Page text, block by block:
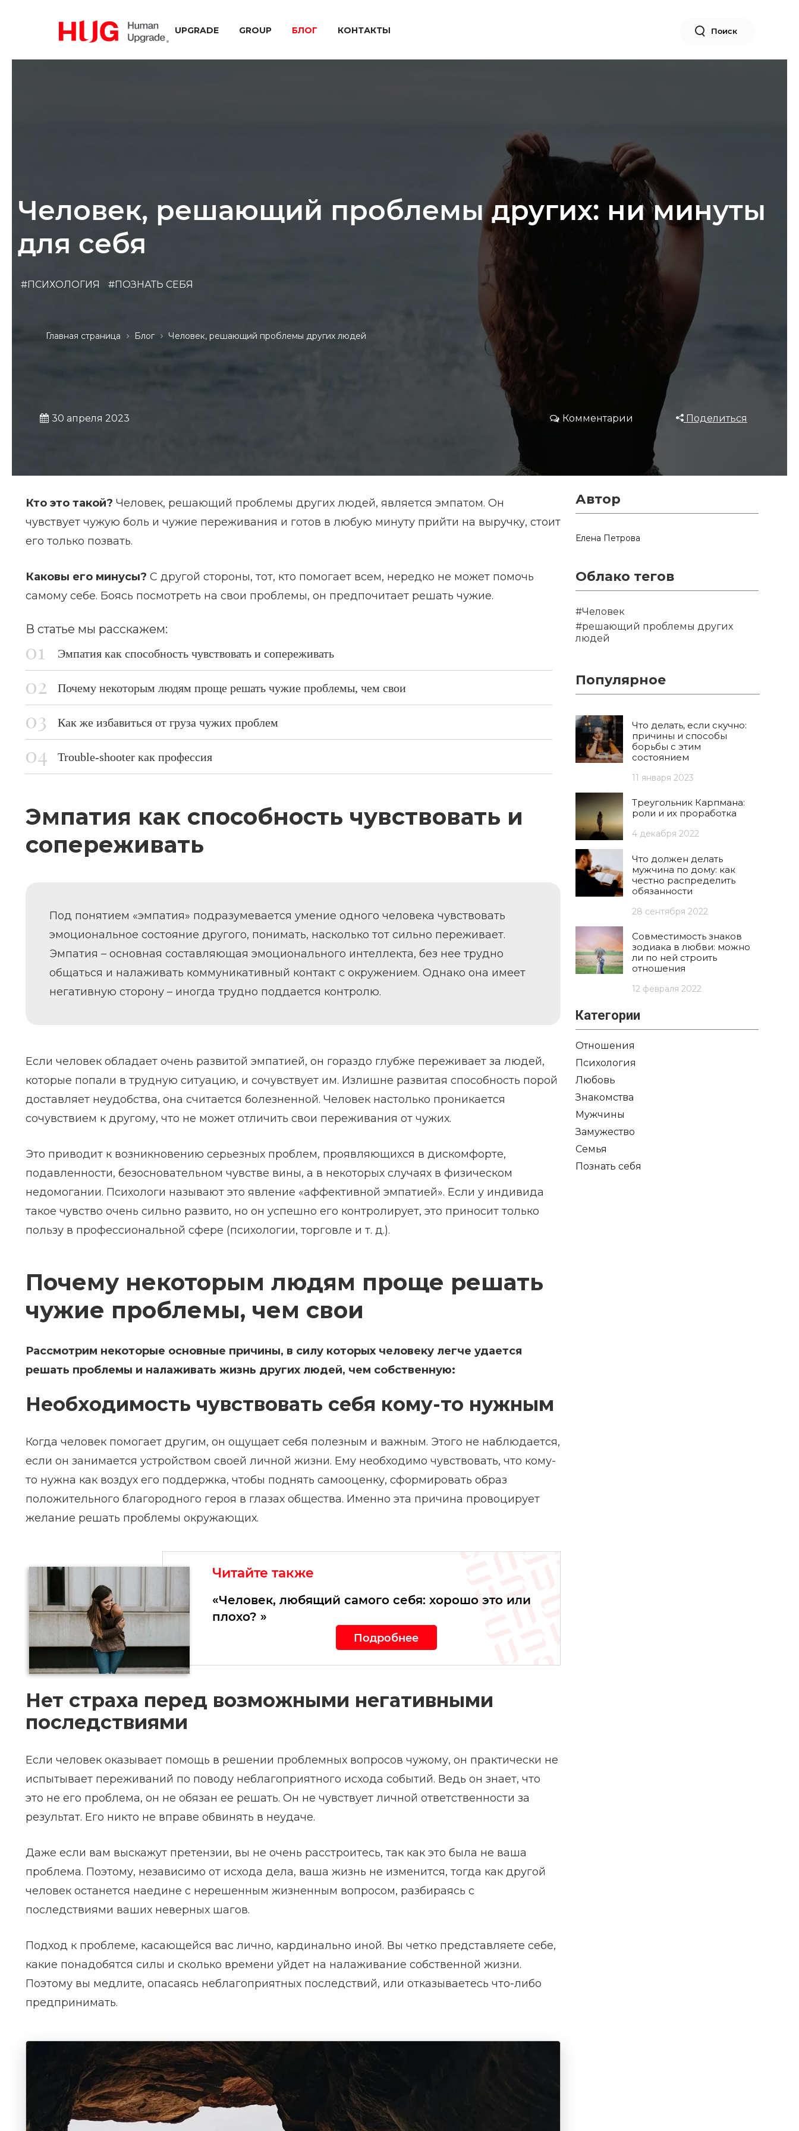
UPGRADE GROUP БЛОГ КОНТАКТЫ Поиск
Главная страница Блог Человек, решающий проблемы других людей
Человек, решающий проблемы других: ни минуты
для себя
#ПСИХОЛОГИЯ #ПОЗНАТЬ СЕБЯ
30 апреля 2023 Комментарии Поделиться
Кто это такой? Человек, решающий проблемы других людей, является эмпатом. Он
чувствует чужую боль и чужие переживания и готов в любую минуту прийти на выручку, стоит
его только позвать.
Каковы его минусы? С другой стороны, тот, кто помогает всем, нередко не может помочь
самому себе. Боясь посмотреть на свои проблемы, он предпочитает решать чужие.
В статье мы расскажем:
Эмпатия как способность чувствовать и сопереживать
Почему некоторым людям проще решать чужие проблемы, чем свои
Как же избавиться от груза чужих проблем
Trouble-shooter как профессия
Эмпатия как способность чувствовать и
сопереживать
Под понятием «эмпатия» подразумевается умение одного человека чувствовать
эмоциональное состояние другого, понимать, насколько тот сильно переживает.
Эмпатия – основная составляющая эмоционального интеллекта, без нее трудно
общаться и налаживать коммуникативный контакт с окружением. Однако она имеет
негативную сторону – иногда трудно поддается контролю.
Если человек обладает очень развитой эмпатией, он гораздо глубже переживает за людей,
которые попали в трудную ситуацию, и сочувствует им. Излишне развитая способность порой
доставляет неудобства, она считается болезненной. Человек настолько проникается
сочувствием к другому, что не может отличить свои переживания от чужих.
Это приводит к возникновению серьезных проблем, проявляющихся в дискомфорте,
подавленности, безосновательном чувстве вины, а в некоторых случаях в физическом
недомогании. Психологи называют это явление «аффективной эмпатией». Если у индивида
такое чувство очень сильно развито, но он успешно его контролирует, это приносит только
пользу в профессиональной сфере (психологии, торговле и т. д.).
Почему некоторым людям проще решать
чужие проблемы, чем свои
Рассмотрим некоторые основные причины, в силу которых человеку легче удается
решать проблемы и налаживать жизнь других людей, чем собственную:
Необходимость чувствовать себя кому-то нужным
Когда человек помогает другим, он ощущает себя полезным и важным. Этого не наблюдается,
если он занимается устройством своей личной жизни. Ему необходимо чувствовать, что кому-
то нужна как воздух его поддержка, чтобы поднять самооценку, сформировать образ
положительного благородного героя в глазах общества. Именно эта причина провоцирует
желание решать проблемы окружающих.
Читайте также
«Человек, любящий самого себя: хорошо это или
плохо? »
Подробнее
Нет страха перед возможными негативными
последствиями
Если человек оказывает помощь в решении проблемных вопросов чужому, он практически не
испытывает переживаний по поводу неблагоприятного исхода событий. Ведь он знает, что
это не его проблема, он не обязан ее решать. Он не чувствует личной ответственности за
результат. Его никто не вправе обвинять в неудаче.
Даже если вам выскажут претензии, вы не очень расстроитесь, так как это была не ваша
проблема. Поэтому, независимо от исхода дела, ваша жизнь не изменится, тогда как другой
человек останется наедине с нерешенным жизненным вопросом, разбираясь с
последствиями ваших неверных шагов.
Подход к проблеме, касающейся вас лично, кардинально иной. Вы четко представляете себе,
какие понадобятся силы и сколько времени уйдет на налаживание собственной жизни.
Поэтому вы медлите, опасаясь неблагоприятных последствий, или отказываетесь что-либо
предпринимать.
Автор
Елена Петрова
Облако тегов
#Человек
#решающий проблемы других
людей
Популярное
Что делать, если скучно:
причины и способы
борьбы с этим
состоянием
11 января 2023
Треугольник Карпмана:
роли и их проработка
4 декабря 2022
Что должен делать
мужчина по дому: как
честно распределить
обязанности
28 сентября 2022
Совместимость знаков
зодиака в любви: можно
ли по ней строить
отношения
12 февраля 2022
Категории
Отношения
Психология
Любовь
Знакомства
Мужчины
Замужество
Семья
Познать себя